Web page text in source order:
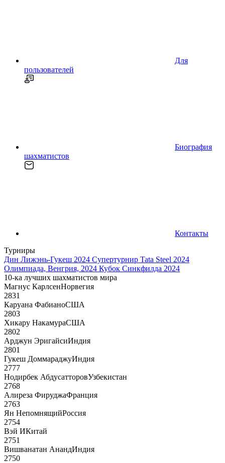
Для
пользователей
Биография
шахматистов
Контакты
Турниры
Дин Лижэнь-Гукеш 2024 Супертурнир Tata Steel 2024
Олимпиада, Венгрия, 2024 Кубок Синкфилда 2024
10-ка лучших шахматистов мира
Магнус КарлсенНорвегия
2831
Каруана ФабианоСША
2803
Хикару НакамураСША
2802
Арджун ЭригайсиИндия
2801
Гукеш ДоммараджуИндия
2777
Нодирбек АбдусатторовУзбекистан
2768
Алиреза ФируджаФранция
2763
Ян НепомнящийРоссия
2754
Вэй ИКитай
2751
Вишванатан АнандИндия
2750